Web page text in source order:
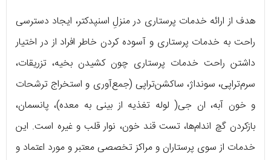
هدف از ارائه خدمات پرستاری در منزلِ اسنپ‎دکتر، ایجاد دسترسی
راحت‌ به خدمات پرستاری و آسوده کردن خاطر افراد از در اختیار
داشتن راحت خدمات پرستاری چون کشیدن بخیه، تزریقات،
سرم‌تراپی، سونداژ، ساکشن‌تراپی (جمع‌آوری و استخراج ترشحات
و خون آبه، ان جی( لوله تغذیه از بینی به معده)، پانسمان،
بازکردن گچ اندام‌ها، تست قند خون، نوار قلب و غیره است. این
خدمات از سوی پرستاران و مراکز تخصصی معتبر و مورد اعتماد و